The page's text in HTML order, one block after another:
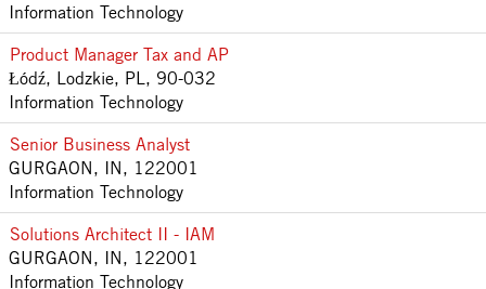
Information Technology
Product Manager Tax and AP
Łódź, Lodzkie, PL, 90-032
Information Technology
Senior Business Analyst
GURGAON, IN, 122001
Information Technology
Solutions Architect II - IAM
GURGAON, IN, 122001
Information Technology